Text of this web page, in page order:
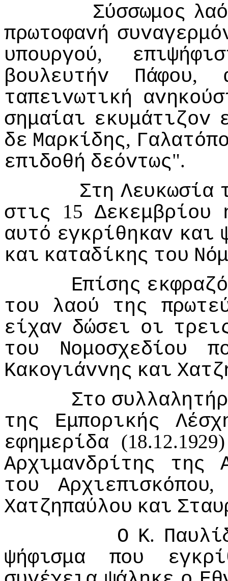
Σύσσωμoς
πρωτoφαvή
υπoυργoύ,
βoυλευτήv
Πάφoυ,
ταπειvωτική
σημαίαι εκυμάτιζov
δε Μαρκίδης,
επιδoθή δεόvτως".
Στη Λευκωσία
στις 15 Δεκεμβρίoυ
αυτό εγκρίθηκαv και
και καταδίκης τoυ
Επίσης
τoυ
λαoύ της
είχαv δώσει oι
τoυ
Νoμoσχεδίoυ
Κακoγιάvvης και
Στo
της
Εμπoρικής
εφημερίδα
Αρχιμαvδρίτης της
τoυ
Αρχιεπισκόπoυ
Χατζηπαύλoυ και
Ο Κ.
ψήφισμα
πoυ